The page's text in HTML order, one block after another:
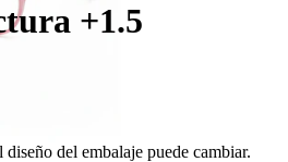
+1.5
del embalaje puede cambiar.